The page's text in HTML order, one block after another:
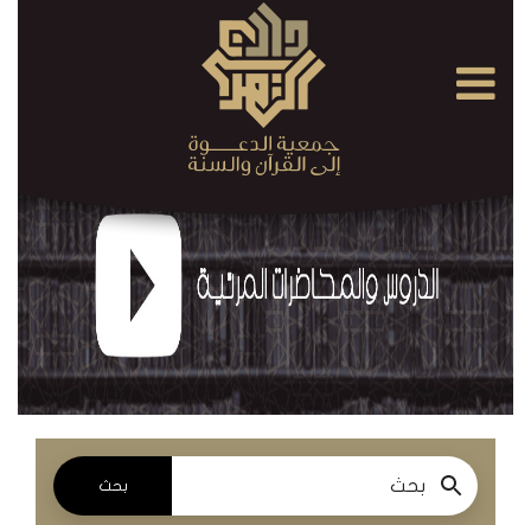
الدروس
والمحاضرات
المسموعة
الدروس
والمحاضرات
الدروس
بحث